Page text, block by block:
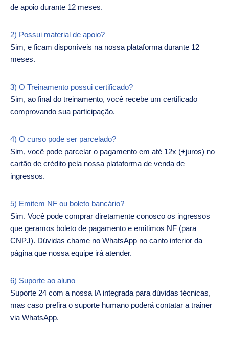
de apoio durante 12 meses.
2) Possui material de apoio?
Sim, e ficam disponíveis na nossa plataforma durante 12
meses.
3) O Treinamento possui certificado?
Sim, ao final do treinamento, você recebe um certificado
comprovando sua participação.
4) O curso pode ser parcelado?
Sim, você pode parcelar o pagamento em até 12x (+juros) no
cartão de crédito pela nossa plataforma de venda de
ingressos.
5) Emitem NF ou boleto bancário?
Sim. Você pode comprar diretamente conosco os ingressos
que geramos boleto de pagamento e emitimos NF (para
CNPJ). Dúvidas chame no WhatsApp no canto inferior da
página que nossa equipe irá atender.
6) Suporte ao aluno
Suporte 24 com a nossa IA integrada para dúvidas técnicas,
mas caso prefira o suporte humano poderá contatar a trainer
via WhatsApp.